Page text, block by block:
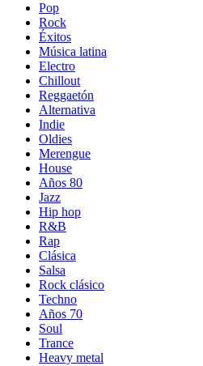
Pop
Rock
Éxitos
Música latina
Electro
Chillout
Reggaetón
Alternativa
Indie
Oldies
Merengue
House
Años 80
Jazz
Hip hop
R&B
Rap
Clásica
Salsa
Rock clásico
Techno
Años 70
Soul
Trance
Heavy metal